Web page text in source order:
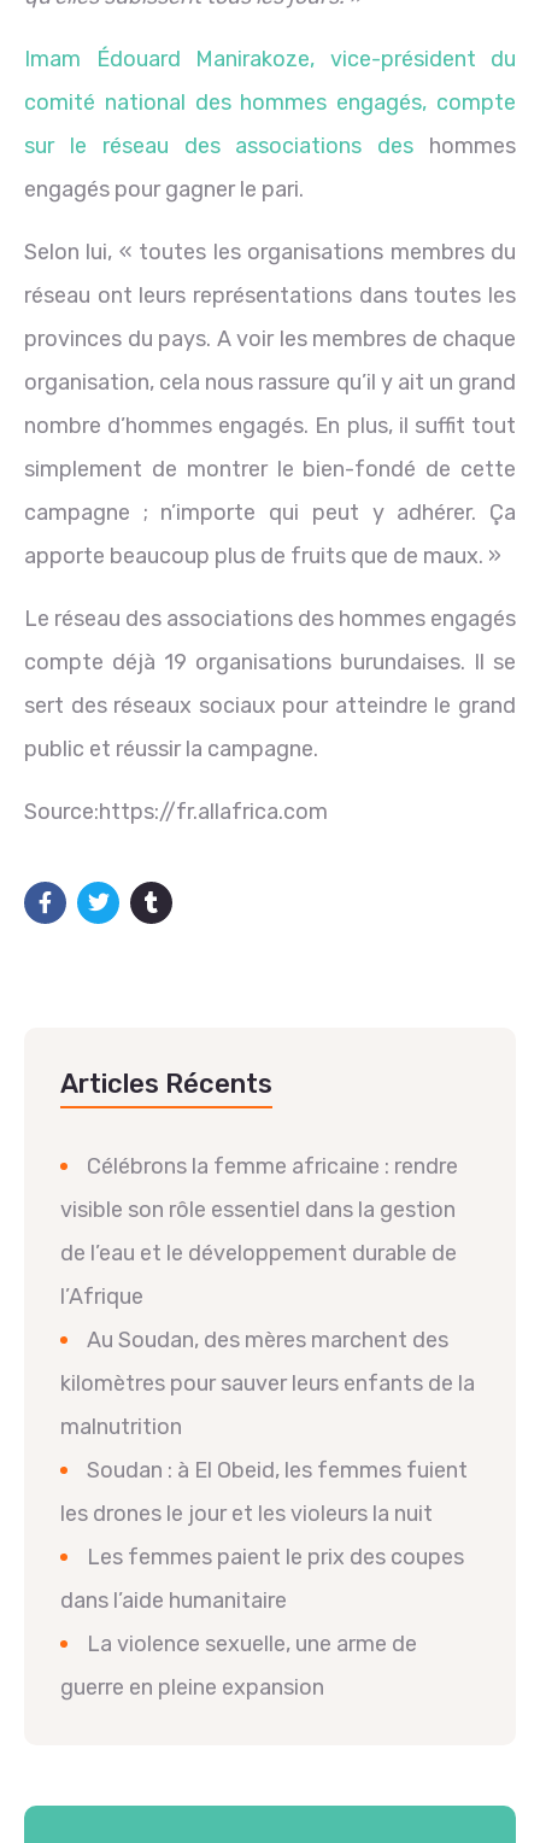
Imam Édouard Manirakoze, vice-président du
comité national des hommes engagés, compte
sur le réseau des associations des hommes
engagés pour gagner le pari.
Selon lui, « toutes les organisations membres du
réseau ont leurs représentations dans toutes les
provinces du pays. A voir les membres de chaque
organisation, cela nous rassure qu’il y ait un grand
nombre d’hommes engagés. En plus, il suffit tout
simplement de montrer le bien-fondé de cette
campagne ; n’importe qui peut y adhérer. Ça
apporte beaucoup plus de fruits que de maux. »
Le réseau des associations des hommes engagés
compte déjà 19 organisations burundaises. Il se
sert des réseaux sociaux pour atteindre le grand
public et réussir la campagne.
Source:https://fr.allafrica.com
Articles Récents
Célébrons la femme africaine : rendre
visible son rôle essentiel dans la gestion
de l’eau et le développement durable de
l’Afrique
Au Soudan, des mères marchent des
kilomètres pour sauver leurs enfants de la
malnutrition
Soudan : à El Obeid, les femmes fuient
les drones le jour et les violeurs la nuit
Les femmes paient le prix des coupes
dans l’aide humanitaire
La violence sexuelle, une arme de
guerre en pleine expansion